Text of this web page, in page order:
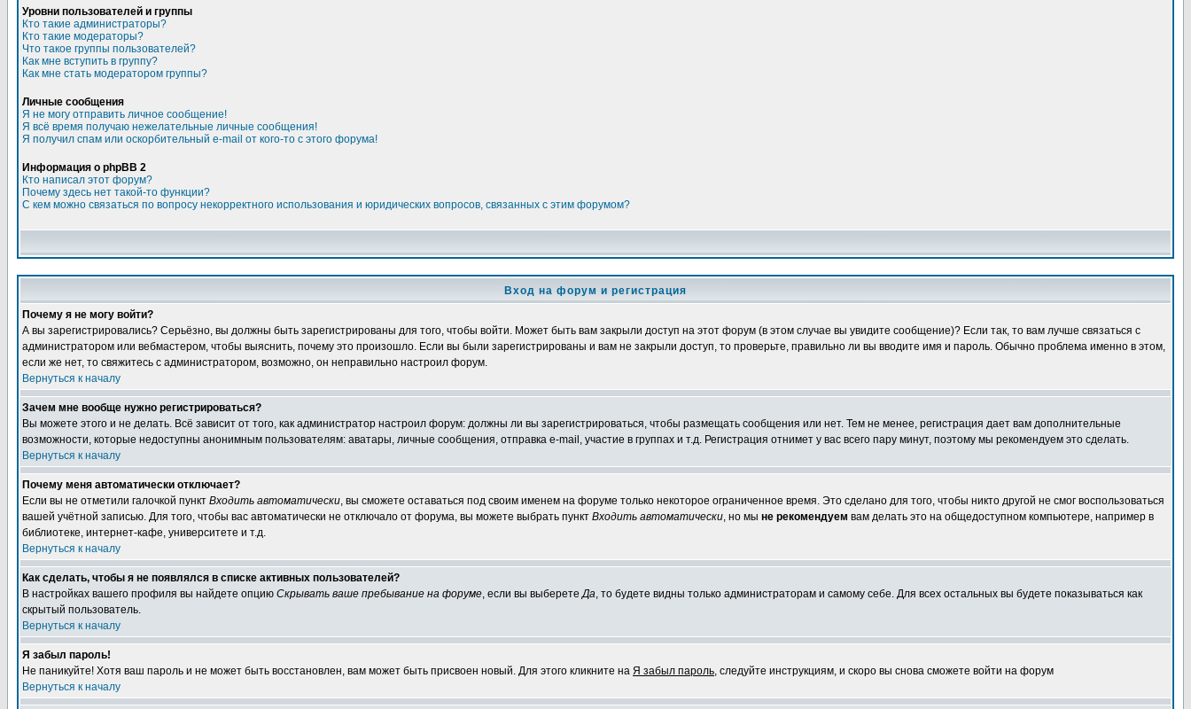
Уровни пользователей и группы
Кто такие администраторы?
Кто такие модераторы?
Что такое группы пользователей?
Как мне вступить в группу?
Как мне стать модератором группы?
Личные сообщения
Я не могу отправить личное сообщение!
Я всё время получаю нежелательные личные сообщения!
Я получил спам или оскорбительный e-mail от кого-то с этого форума!
Информация о phpBB 2
Кто написал этот форум?
Почему здесь нет такой-то функции?
С кем можно связаться по вопросу некорректного использования и юридических вопросов, связанных с этим форумом?
Вход на форум и регистрация
Почему я не могу войти?
А вы зарегистрировались? Серьёзно, вы должны быть зарегистрированы для того, чтобы войти. Может быть вам закрыли доступ на этот форум (в этом случае вы увидите сообщение)? Если так, то вам лучше связаться с
администратором или вебмастером, чтобы выяснить, почему это произошло. Если вы были зарегистрированы и вам не закрыли доступ, то проверьте, правильно ли вы вводите имя и пароль. Обычно проблема именно в этом,
если же нет, то свяжитесь с администратором, возможно, он неправильно настроил форум.
Вернуться к началу
Зачем мне вообще нужно регистрироваться?
Вы можете этого и не делать. Всё зависит от того, как администратор настроил форум: должны ли вы зарегистрироваться, чтобы размещать сообщения или нет. Тем не менее, регистрация дает вам дополнительные
возможности, которые недоступны анонимным пользователям: аватары, личные сообщения, отправка e-mail, участие в группах и т.д. Регистрация отнимет у вас всего пару минут, поэтому мы рекомендуем это сделать.
Вернуться к началу
Почему меня автоматически отключает?
Если вы не отметили галочкой пункт Входить автоматически, вы сможете оставаться под своим именем на форуме только некоторое ограниченное время. Это сделано для того, чтобы никто другой не смог воспользоваться
вашей учётной записью. Для того, чтобы вас автоматически не отключало от форума, вы можете выбрать пункт Входить автоматически, но мы не рекомендуем вам делать это на общедоступном компьютере, например в
библиотеке, интернет-кафе, университете и т.д.
Вернуться к началу
Как сделать, чтобы я не появлялся в списке активных пользователей?
В настройках вашего профиля вы найдете опцию Скрывать ваше пребывание на форуме, если вы выберетеДа, то будете видны только администраторам и самому себе. Для всех остальных вы будете показываться как
скрытый пользователь.
Вернуться к началу
Я забыл пароль!
Не паникуйте! Хотя ваш пароль и не может быть восстановлен, вам может быть присвоен новый. Для этого кликните на Я забыл пароль, следуйте инструкциям, и скоро вы снова сможете войти на форум
Вернуться к началу